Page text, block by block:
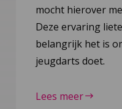
mocht hierover
Deze ervaring
belangrijk het is
jeugdarts doet.
Lees meer